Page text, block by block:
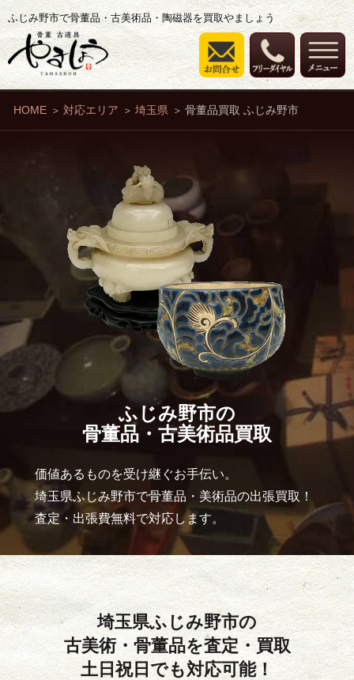
ふじみ野市で骨董品・古美術品・陶磁器を買取やましょう
HOME 対応エリア 埼玉県 骨董品買取 ふじみ野市
ふじみ野市の
骨董品・古美術品買取
価値あるものを受け継ぐお手伝い。
埼玉県ふじみ野市で骨董品・美術品の出張買取！
査定・出張費無料で対応します。
埼玉県ふじみ野市の
古美術・骨董品を査定・買取
土日祝日でも対応可能！